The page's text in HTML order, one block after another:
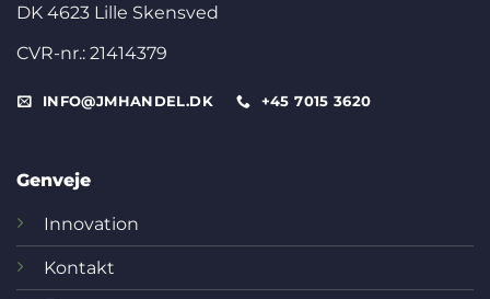
DK 4623 Lille Skensved
CVR-nr.: 21414379
INFO@JMHANDEL.DK +45 7015 3620
Genveje
Innovation
Kontakt